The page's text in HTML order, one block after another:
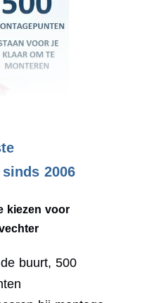
2006
kiezen voor
buurt, 500